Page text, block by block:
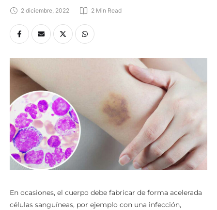
2 diciembre, 2022 2 Min Read
En ocasiones, el cuerpo debe fabricar de forma acelerada
células sanguíneas, por ejemplo con una infección,